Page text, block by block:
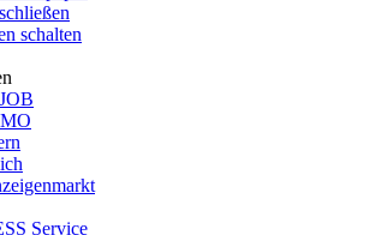
schalten
Service